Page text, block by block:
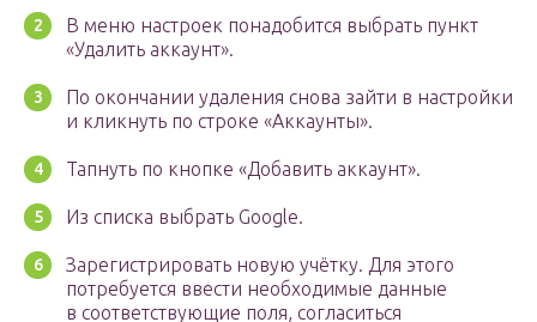
В меню настроек понадобится выбрать пункт
«Удалить аккаунт».
По окончании удаления снова зайти в настройки
и кликнуть по строке «Аккаунты».
Тапнуть по кнопке «Добавить аккаунт».
Из списка выбрать Google.
Зарегистрировать новую учётку. Для этого
потребуется ввести необходимые данные
в соответствующие поля, согласиться